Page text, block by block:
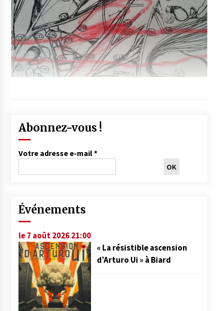
Abonnez-vous !
Votre adresse e-mail*
Événements
le 7 août 2026 21:00
« La résistible ascension
d’Arturo Ui » à Biard